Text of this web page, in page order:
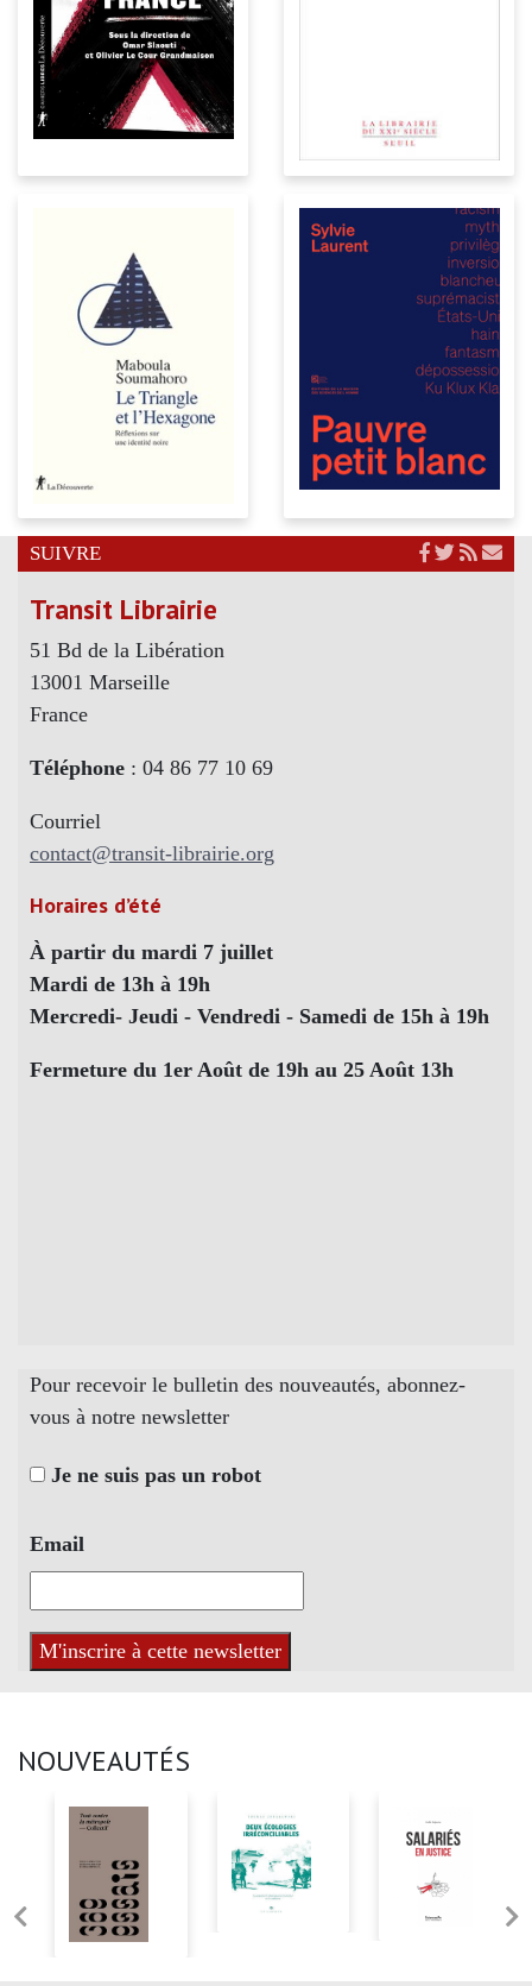
SUIVRE
Transit Librairie
51 Bd de la Libération
13001 Marseille
France
Téléphone : 04 86 77 10 69
Courriel
contact@transit-librairie.org
Horaires d’été
À partir du mardi 7 juillet
Mardi de 13h à 19h
Mercredi- Jeudi - Vendredi - Samedi de 15h à 19h
Fermeture du 1er Août de 19h au 25 Août 13h
Pour recevoir le bulletin des nouveautés, abonnez-
vous à notre newsletter
Je ne suis pas un robot
Email
NOUVEAUTÉS